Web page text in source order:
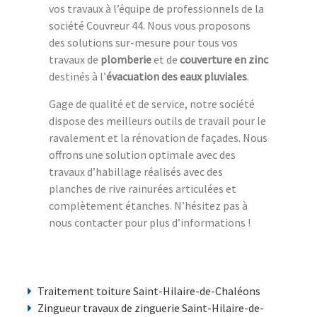
vos travaux à l’équipe de professionnels de la
société Couvreur 44. Nous vous proposons
des solutions sur-mesure pour tous vos
travaux de plomberieet de couverture en zinc
destinés à l’évacuation des eaux pluviales.
Gage de qualité et de service, notre société
dispose des meilleurs outils de travail pour le
ravalement et la rénovation de façades. Nous
offrons une solution optimale avec des
travaux d’habillage réalisés avec des
planches de rive rainurées articulées et
complètement étanches. N’hésitez pas à
nous contacter pour plus d’informations !
Traitement toiture Saint-Hilaire-de-Chaléons
Zingueur travaux de zinguerie Saint-Hilaire-de-